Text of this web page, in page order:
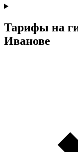
Тарифы на
Иванове